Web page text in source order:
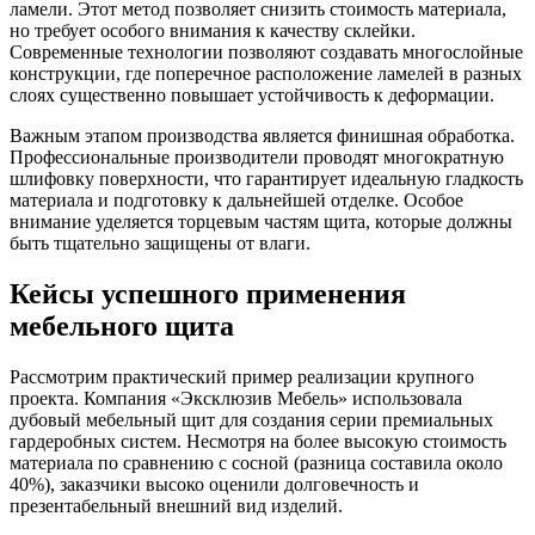
ламели. Этот метод позволяет снизить стоимость материала,
но требует особого внимания к качеству склейки.
Современные технологии позволяют создавать многослойные
конструкции, где поперечное расположение ламелей в разных
слоях существенно повышает устойчивость к деформации.
Важным этапом производства является финишная обработка.
Профессиональные производители проводят многократную
шлифовку поверхности, что гарантирует идеальную гладкость
материала и подготовку к дальнейшей отделке. Особое
внимание уделяется торцевым частям щита, которые должны
быть тщательно защищены от влаги.
Кейсы успешного применения
мебельного щита
Рассмотрим практический пример реализации крупного
проекта. Компания «Эксклюзив Мебель» использовала
дубовый мебельный щит для создания серии премиальных
гардеробных систем. Несмотря на более высокую стоимость
материала по сравнению с сосной (разница составила около
40%), заказчики высоко оценили долговечность и
презентабельный внешний вид изделий.